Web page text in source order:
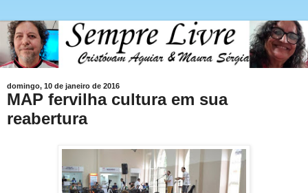
domingo, 10 de janeiro de 2016
MAP fervilha cultura em sua
reabertura